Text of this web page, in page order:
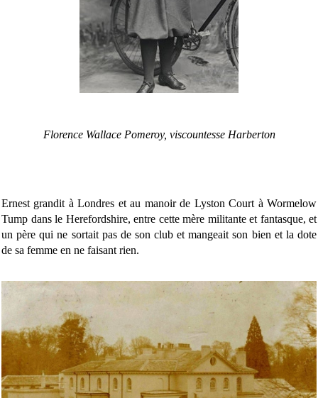
Florence Wallace Pomeroy, viscountesse Harberton
Ernest grandit à Londres et au manoir de Lyston Court à Wormelow
Tump dans le Herefordshire, entre cette mère militante et fantasque, et
un père qui ne sortait pas de son club et mangeait son bien et la dote
de sa femme en ne faisant rien.